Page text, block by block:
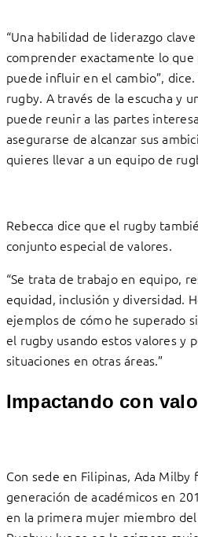
“Una habilidad de liderazgo
comprender exactamente lo que
puede influir en el cambio”,
rugby. A través de la escucha y
puede reunir a las partes
asegurarse de alcanzar sus
quieres llevar a un equipo de
Rebecca dice que el rugby
conjunto especial de valores.
“Se trata de trabajo en equipo,
equidad, inclusión y diversidad.
ejemplos de cómo he superado
el rugby usando estos valores y
situaciones en otras áreas.”
Impactando con
Con sede en Filipinas, Ada
generación de académicos en
en la primera mujer miembro